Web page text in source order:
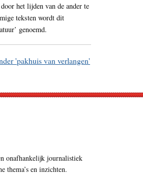
het lijden van de ander te
teksten wordt dit
genoemd.
'pakhuis van verlangen'
onafhankelijk journalistiek
thema’s en inzichten.